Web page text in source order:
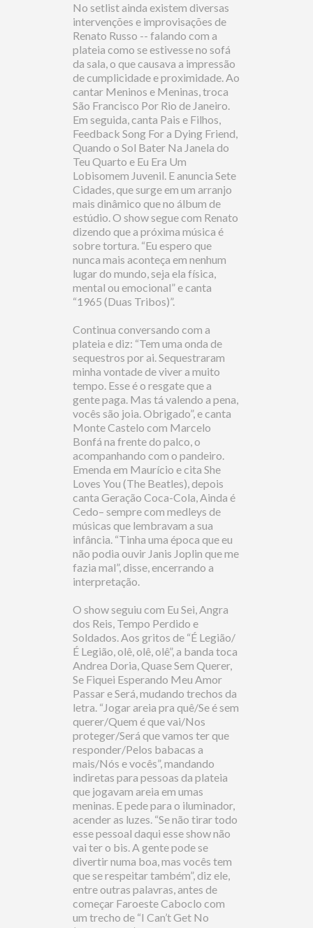
No setlist ainda existem diversas
intervenções e improvisações de
Renato Russo -- falando com a
plateia como se estivesse no sofá
da sala, o que causava a impressão
de cumplicidade e proximidade. Ao
cantar Meninos e Meninas, troca
São Francisco Por Rio de Janeiro.
Em seguida, canta Pais e Filhos,
Feedback Song For a Dying Friend,
Quando o Sol Bater Na Janela do
Teu Quarto e Eu Era Um
Lobisomem Juvenil. E anuncia Sete
Cidades, que surge em um arranjo
mais dinâmico que no álbum de
estúdio. O show segue com Renato
dizendo que a próxima música é
sobre tortura. “Eu espero que
nunca mais aconteça em nenhum
lugar do mundo, seja ela física,
mental ou emocional” e canta
“1965 (Duas Tribos)”.
Continua conversando com a
plateia e diz: “Tem uma onda de
sequestros por ai. Sequestraram
minha vontade de viver a muito
tempo. Esse é o resgate que a
gente paga. Mas tá valendo a pena,
vocês são joia. Obrigado”, e canta
Monte Castelo com Marcelo
Bonfá na frente do palco, o
acompanhando com o pandeiro.
Emenda em Maurício e cita She
Loves You (The Beatles), depois
canta Geração Coca-Cola, Ainda é
Cedo– sempre com medleys de
músicas que lembravam a sua
infância. “Tinha uma época que eu
não podia ouvir Janis Joplin que me
fazia mal”, disse, encerrando a
interpretação.
O show seguiu com Eu Sei, Angra
dos Reis, Tempo Perdido e
Soldados. Aos gritos de “É Legião/
É Legião, olê, olê, olê”, a banda toca
Andrea Doria, Quase Sem Querer,
Se Fiquei Esperando Meu Amor
Passar e Será, mudando trechos da
letra. “Jogar areia pra quê/Se é sem
querer/Quem é que vai/Nos
proteger/Será que vamos ter que
responder/Pelos babacas a
mais/Nós e vocês”, mandando
indiretas para pessoas da plateia
que jogavam areia em umas
meninas. E pede para o iluminador,
acender as luzes. “Se não tirar todo
esse pessoal daqui esse show não
vai ter o bis. A gente pode se
divertir numa boa, mas vocês tem
que se respeitar também”, diz ele,
entre outras palavras, antes de
começar Faroeste Caboclo com
um trecho de “I Can’t Get No